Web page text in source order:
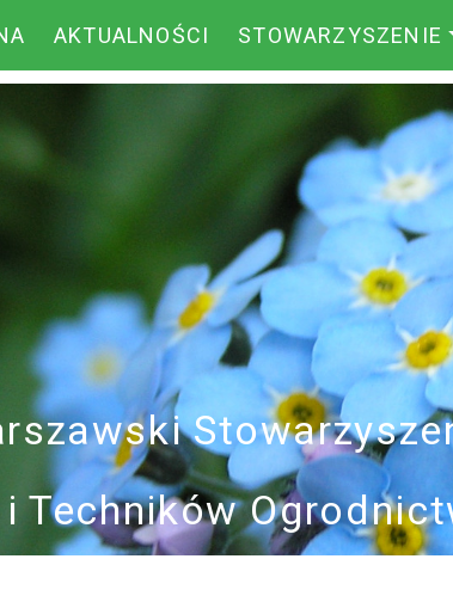
AKTUALNOŚCI STOWARZYSZENIE
Techników